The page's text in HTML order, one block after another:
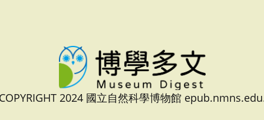
2024 國立自然科學博物館